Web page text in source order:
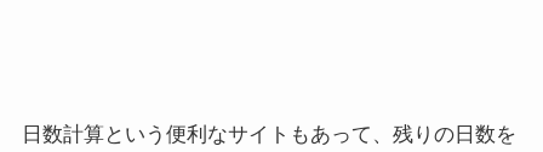
日数計算という便利なサイトもあって、残りの日数を